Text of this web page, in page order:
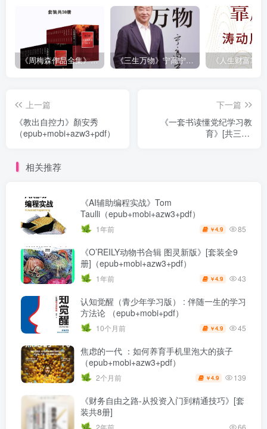
《周梅森作品全集》[共30册] 《三生万物》宁高宁（epub+mobi+azw3+pdf）
上一篇
《教出自控力》顏安秀
（epub+mobi+azw3+pdf）
下一篇
《一套书读懂党纪学习教
育》[共三册]
相关推荐
《AI辅助编程实战》Tom
Taulli（epub+mobi+azw3+pdf）
1年前 ￥4.9 85
《O’REILY动物书合辑 图灵新版》[套装全9
册]（epub+mobi+azw3+pdf）
1年前 ￥4.9 43
认知觉醒（青少年学习版） : 伴随一生的学习
方法论 （epub+mobi+pdf）
10个月前 ￥4.9 45
焦虑的一代 ：如何养育手机里泡大的孩子
（epub+mobi+azw3+pdf）
2个月前 ￥4.9 139
《财务自由之路-从投资入门到精通技巧》[套
装共8册]
2年前 66